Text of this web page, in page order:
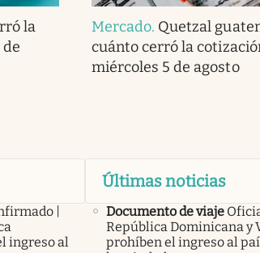
la
Mercado. Quetzal
cuánto cerró la
miércoles 5 de agosto
|
ingreso al
Últimas noticias
Documento de viaje
República Dominicana y
prohíben el ingreso al